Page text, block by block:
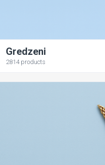
Gredzeni
2814 products